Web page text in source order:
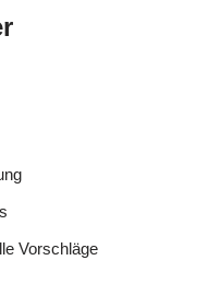
Vorschläge